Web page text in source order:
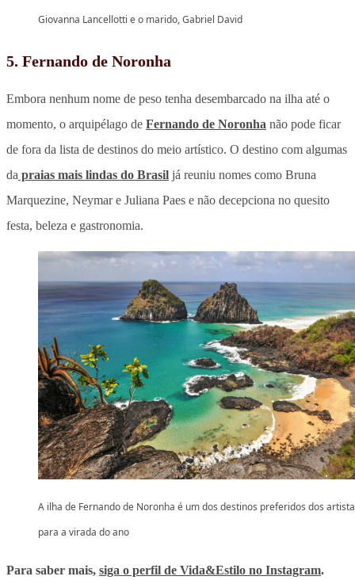
Giovanna Lancellotti e o marido, Gabriel David
5. Fernando de Noronha
Embora nenhum nome de peso tenha desembarcado na ilha até o
momento, o arquipélago de Fernando de Noronha não pode ficar
de fora da lista de destinos do meio artístico. O destino com algumas
da praias mais lindas do Brasil já reuniu nomes como Bruna
Marquezine, Neymar e Juliana Paes e não decepciona no quesito
festa, beleza e gastronomia.
A ilha de Fernando de Noronha é um dos destinos preferidos dos
para a virada do ano
Para saber mais, siga o perfil de Vida&Estilo no Instagram.